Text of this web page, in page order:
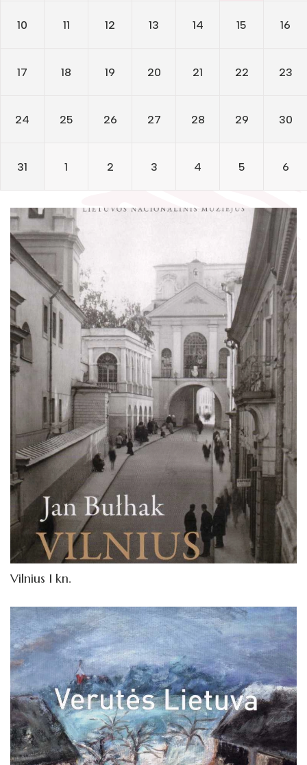
Klubai
Literatų klubas „Polėkis“
10 11 12 13 14 15 16
17 18 19 20 21 22 23
24 25 26 27 28 29 30
31 1 2 3 4 5 6
Vilnius I kn.